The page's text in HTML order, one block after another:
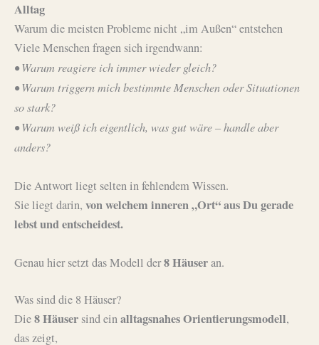
Alltag
Warum die meisten Probleme nicht „im Außen“ entstehen
Viele Menschen fragen sich irgendwann:
• Warum reagiere ich immer wieder gleich?
• Warum triggern mich bestimmte Menschen oder Situationen
so stark?
• Warum weiß ich eigentlich, was gut wäre – handle aber
anders?
Die Antwort liegt selten in fehlendem Wissen.
Sie liegt darin, von welchem inneren „Ort“ aus Du gerade
lebst und entscheidest.
Genau hier setzt das Modell der8 Häuseran.
Was sind die 8 Häuser?
Die8 Häuser sind einalltagsnahes Orientierungsmodell,
das zeigt,